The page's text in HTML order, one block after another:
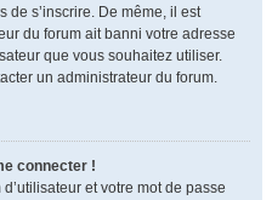
de s’inscrire. De même, il est
du forum ait banni votre adresse
que vous souhaitez utiliser.
un administrateur du forum.
connecter !
et votre mot de passe